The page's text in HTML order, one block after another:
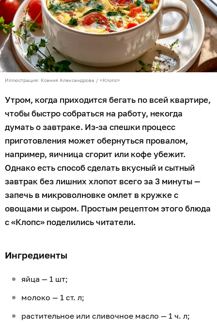
Иллюстрация: Ксения Александрова / «Клопс»
Утром, когда приходится бегать по всей квартире,
чтобы быстро собраться на работу, некогда
думать о завтраке. Из-за спешки процесс
приготовления может обернуться провалом,
например, яичница сгорит или кофе убежит.
Однако есть способ сделать вкусный и сытный
завтрак без лишних хлопот всего за 3 минуты —
запечь в микроволновке омлет в кружке с
овощами и сыром. Простым рецептом этого блюда
с «Клопс» поделились читатели.
Ингредиенты
яйца — 1 шт;
молоко — 1 ст. л;
растительное или сливочное масло — 1 ч. л;